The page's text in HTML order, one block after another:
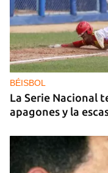
China lanza una
gobernanza de la
Cuba
BÉISBOL
La Serie Nacional
apagones y la